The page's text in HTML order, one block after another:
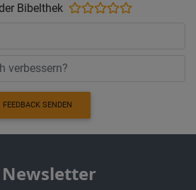
Bibelthek
FEEDBACK SENDEN
Newsletter